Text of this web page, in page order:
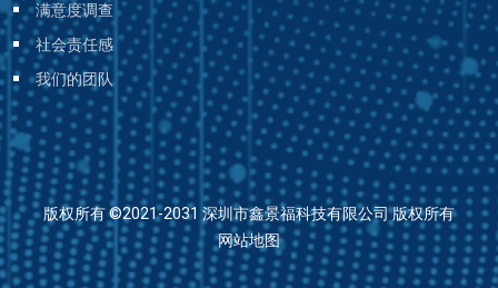
满意度调查
社会责任感
我们的团队
版权所有 ©2021-2031 深圳市鑫景福科技有限公司 版权所有
网站地图